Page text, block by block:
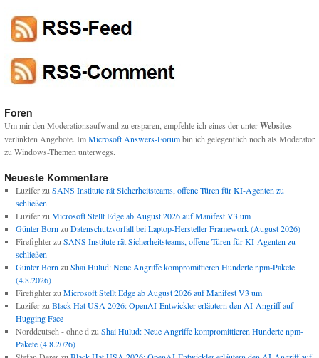
Foren
Um mir den Moderationsaufwand zu ersparen, empfehle ich eines der unterWebsites
verlinkten Angebote. ImMicrosoft Answers-Forumbin ich gelegentlich noch als Moderator
zu Windows-Themen unterwegs.
Neueste Kommentare
Luziferzu SANS Institute rät Sicherheitsteams, offene Türen für KI-Agenten zu
schließen
Luziferzu Microsoft Stellt Edge ab August 2026 auf Manifest V3 um
Günter Born zu Datenschutzvorfall bei Laptop-Hersteller Framework (August 2026)
Firefighterzu SANS Institute rät Sicherheitsteams, offene Türen für KI-Agenten zu
schließen
Günter Born zu Shai Hulud: Neue Angriffe kompromittieren Hunderte npm-Pakete
(4.8.2026)
Firefighterzu Microsoft Stellt Edge ab August 2026 auf Manifest V3 um
Luziferzu Black Hat USA 2026: OpenAI-Entwickler erläutern den AI-Angriff auf
Hugging Face
Norddeutsch - ohne d zu Shai Hulud: Neue Angriffe kompromittieren Hunderte npm-
Pakete (4.8.2026)